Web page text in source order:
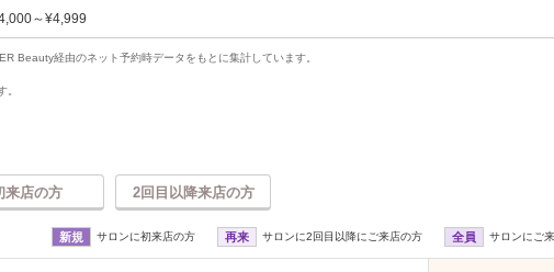
～¥4,999
Beauty経由のネット予約時データをもとに集計しています。
。
来店の方 2回目以降来店の方
新規 サロンに初来店の方 再来 サロンに2回目以降にご来店の方 全員 サロンにご